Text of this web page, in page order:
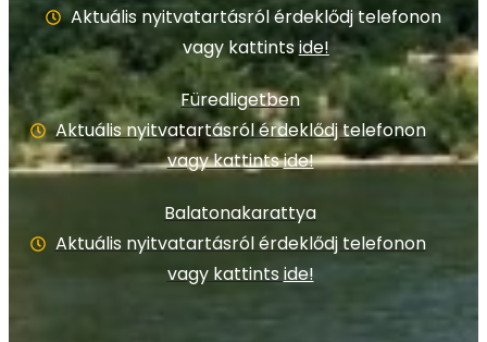
Aktuális nyitvatartásról érdeklődj telefonon
vagy kattintside!
Füredligetben
Aktuális nyitvatartásról érdeklődj telefonon
vagy kattintside!
Balatonakarattya
Aktuális nyitvatartásról érdeklődj telefonon
vagy kattintside!